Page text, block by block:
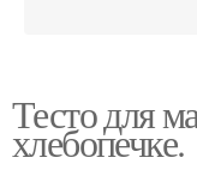
манты
Тесто для
хлебопечке.